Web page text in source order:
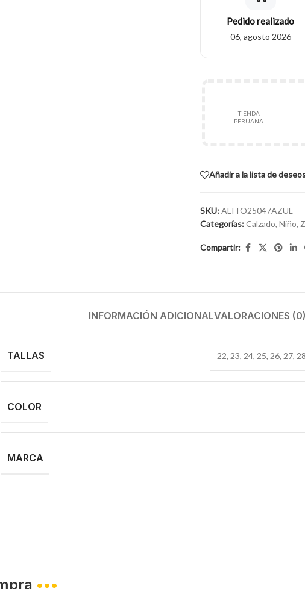
Pedido realizado
06, agosto 2026
TIENDA
PERUANA
Añadir a la lista de
SKU:ALITO25047AZUL
Categorías:Calzado, Niño,
Compartir:
INFORMACIÓN ADICIONALVALORACIONES (0)
TALLAS 22, 23, 24, 25, 26, 27, 28
COLOR
MARCA
•••